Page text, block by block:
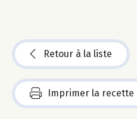
Retour à la liste
Imprimer la recette